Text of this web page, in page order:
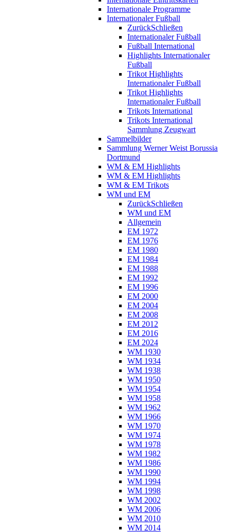
Internationale Programme
Internationaler Fußball
ZurückSchließen
Internationaler Fußball
Fußball International
Highlights Internationaler
Fußball
Trikot Highlights
Internationaler Fußball
Trikot Highlights
Internationaler Fußball
Trikots International
Trikots International
Sammlung Zeugwart
Sammelbilder
Sammlung Werner Weist Borussia
Dortmund
WM & EM Highlights
WM & EM Highlights
WM & EM Trikots
WM und EM
ZurückSchließen
WM und EM
Allgemein
EM 1972
EM 1976
EM 1980
EM 1984
EM 1988
EM 1992
EM 1996
EM 2000
EM 2004
EM 2008
EM 2012
EM 2016
EM 2024
WM 1930
WM 1934
WM 1938
WM 1950
WM 1954
WM 1958
WM 1962
WM 1966
WM 1970
WM 1974
WM 1978
WM 1982
WM 1986
WM 1990
WM 1994
WM 1998
WM 2002
WM 2006
WM 2010
WM 2014